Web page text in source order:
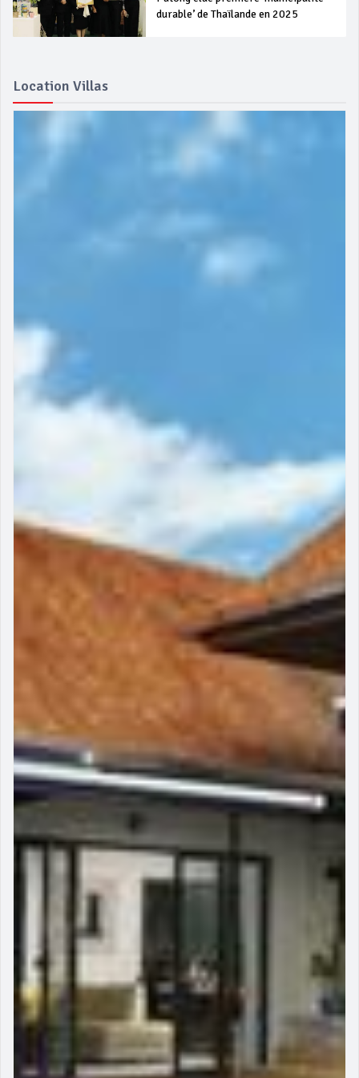
durable’ de Thaïlande en 2025
Location Villas